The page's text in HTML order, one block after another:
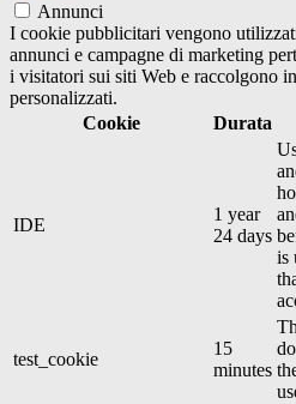
Annunci
I cookie pubblicitari vengono
annunci e campagne di marketing
i visitatori sui siti Web e raccolgono
personalizzati.
Cookie
Durata
IDE
1 year
24 days
is
test_cookie
15
minutes